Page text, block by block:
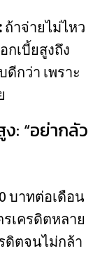
ถ้าจ่ายไม่ไหว
กเบี้ยสูงถึง
กว่า เพราะ
: “อย่ากลัว
บาทต่อเดือน
เครดิตหลาย
ดิตจนไม่กล้า